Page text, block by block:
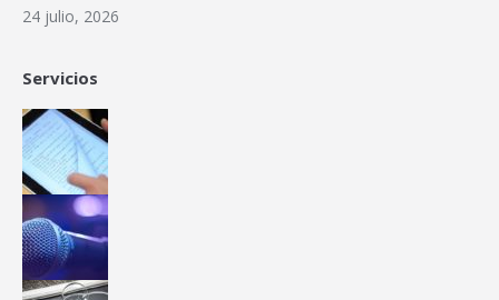
24 julio, 2026
Servicios